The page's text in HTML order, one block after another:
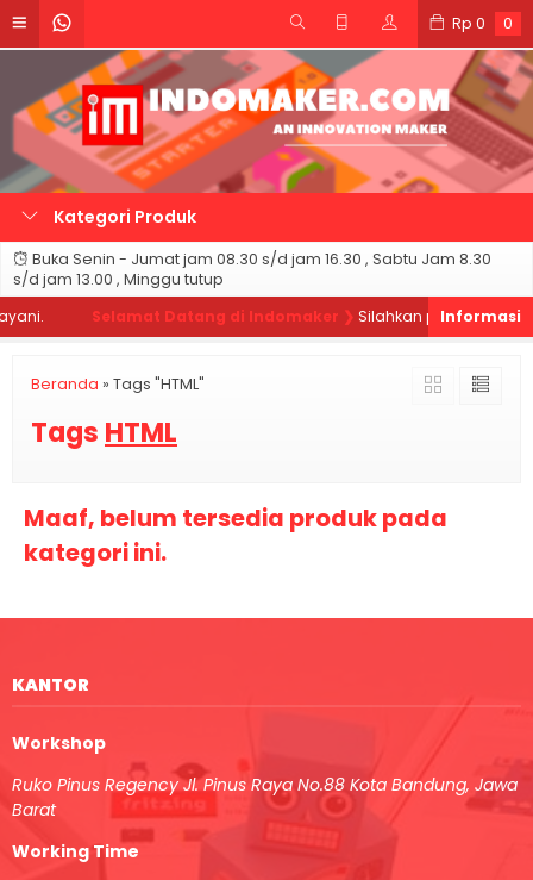
Rp 0 0
Kategori Produk
Buka Senin - Jumat jam 08.30 s/d jam 16.30 , Sabtu Jam 8.30
s/d jam 13.00 , Minggu tutup
Selamat Datang di Indomaker ❯ Silahkan pesan produk
Beranda » Tags "HTML"
Tags HTML
Maaf, belum tersedia produk pada
kategori ini.
KANTOR
Workshop
Ruko Pinus Regency Jl. Pinus Raya No.88 Kota Bandung, Jawa
Barat
Working Time